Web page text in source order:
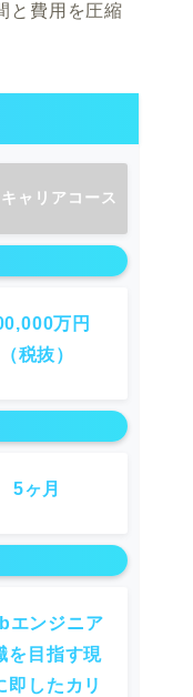
と費用を圧縮
ャリアコース
万円
（税抜）
5ヶ月
エンジニア
を目指す現
即したカリ